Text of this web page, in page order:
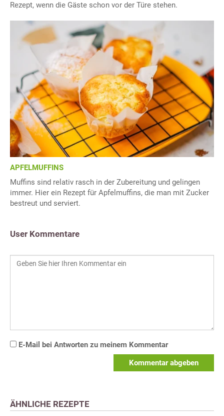
Rezept, wenn die Gäste schon vor der Türe stehen.
APFELMUFFINS
Muffins sind relativ rasch in der Zubereitung und gelingen
immer. Hier ein Rezept für Apfelmuffins, die man mit Zucker
bestreut und serviert.
User Kommentare
E-Mail bei Antworten zu meinem Kommentar
Kommentar abgeben
ÄHNLICHE REZEPTE